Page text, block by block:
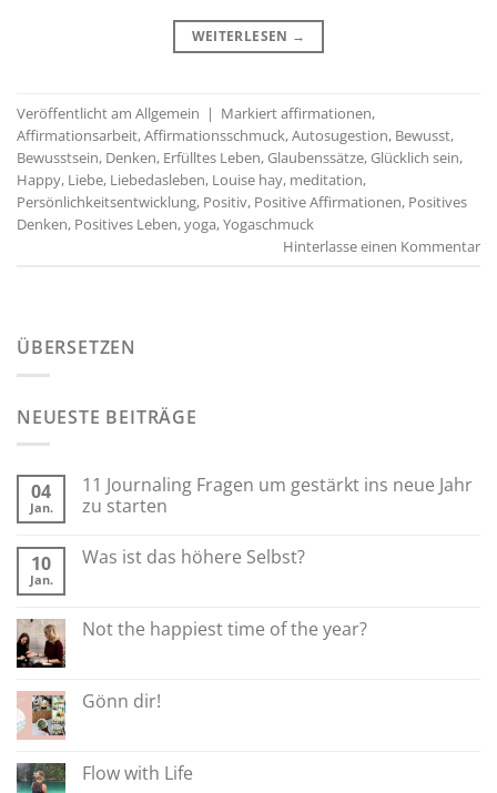
WEITERLESEN →
Veröffentlicht am Allgemein | Markiertaffirmationen,
Affirmationsarbeit,Affirmationsschmuck,Autosugestion, Bewusst,
Bewusstsein, Denken, Erfülltes Leben,Glaubenssätze,Glücklich sein,
Happy, Liebe, Liebedasleben, Louise hay, meditation,
Persönlichkeitsentwicklung, Positiv, Positive Affirmationen, Positives
Denken, Positives Leben,yoga,Yogaschmuck
Hinterlasse einen Kommentar
ÜBERSETZEN
NEUESTE BEITRÄGE
04
Jan.
11 Journaling Fragen um gestärkt ins neue Jahr
zu starten
10
Jan.
Was ist das höhere Selbst?
Not the happiest time of the year?
Gönn dir!
Flow with Life